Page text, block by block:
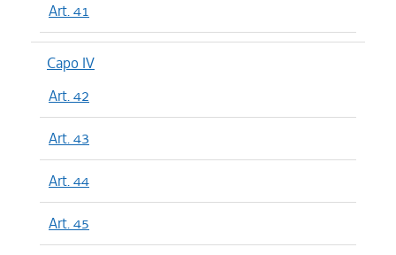
Art. 41
Capo IV
Art. 42
Art. 43
Art. 44
Art. 45